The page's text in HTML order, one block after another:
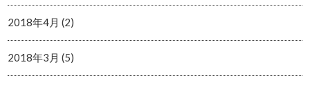
2018年4月 (2)
2018年3月 (5)